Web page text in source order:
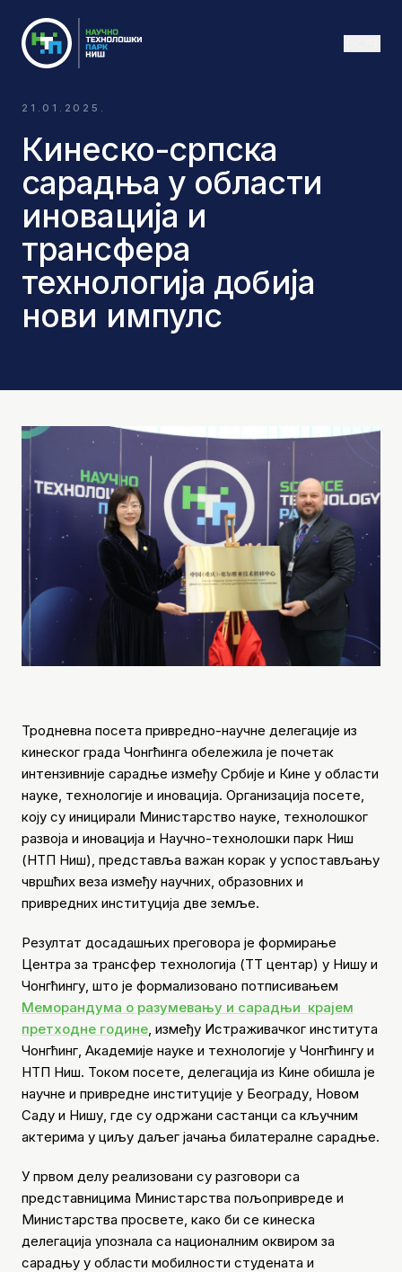
21.01.2025.
Кинеско-српска
сарадња у области
иновација и
трансфера
технологија добија
нови импулс
Тродневна посета привредно-научне делегације из
кинеског града Чонгћинга обележила је почетак
интензивније сарадње између Србије и Кине у области
науке, технологије и иновација. Организација посете,
коју су иницирали Министарство науке, технолошког
развоја и иновација и Научно-технолошки парк Ниш
(НТП Ниш), представља важан корак у успостављању
чвршћих веза између научних, образовних и
привредних институција две земље.
Резултат досадашњих преговора је формирање
Центра за трансфер технологија (ТТ центар) у Нишу и
Чонгћингу, што је формализовано потписивањем
Меморандума о разумевању и сарадњи крајем
претходне године , између Истраживачког института
Чонгћинг, Академије науке и технологије у Чонгћингу и
НТП Ниш. Током посете, делегација из Кине обишла је
научне и привредне институције у Београду, Новом
Саду и Нишу, где су одржани састанци са кључним
актерима у циљу даљег јачања билатералне сарадње.
У првом делу реализовани су разговори са
представницима Министарства пољопривреде и
Министарства просвете, како би се кинеска
делегација упознала са националним оквиром за
сарадњу у области мобилности студената и